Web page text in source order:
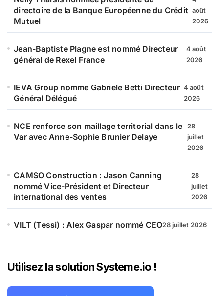
directoire de la Banque Européenne du Crédit
Mutuel
août
2026
Jean-Baptiste Plagne est nommé Directeur
général de Rexel France
4 août
2026
IEVA Group nomme Gabriele Betti Directeur
Général Délégué
4 août
2026
NCE renforce son maillage territorial dans le
Var avec Anne-Sophie Brunier Delaye
28
juillet
2026
CAMSO Construction : Jason Canning
nommé Vice-Président et Directeur
international des ventes
28
juillet
2026
VILT (Tessi) : Alex Gaspar nommé CEO28 juillet 2026
Utilisez la solution Systeme.io !